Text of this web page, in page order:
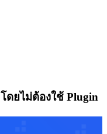
ดยไม่ต้องใช้ Plugin